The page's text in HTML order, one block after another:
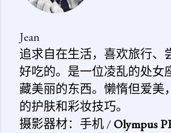
Jean
追求自在生活，喜欢旅行、
好吃的。是一位凌乱的处女
藏美丽的东西。懒惰但爱美
的护肤和彩妆技巧。
摄影器材：手机 /Olympus